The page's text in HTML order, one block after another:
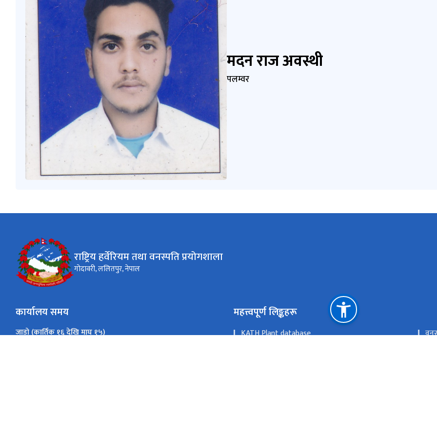
मदन राज अवस्थी
पलम्वर
राष्ट्रिय हर्वेरियम तथा वनस्पति प्रयोगशाला
गोदावरी, ललितपुर, नेपाल
कार्यालय समय
जाडो (कार्तिक १६ देखि माघ १५)
महत्त्वपूर्ण लिङ्कहरू
KATH Plant database